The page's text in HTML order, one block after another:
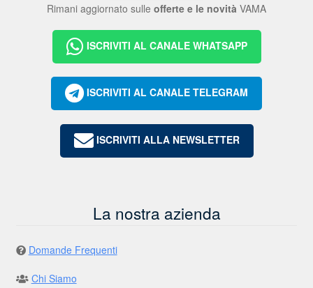
Rimani aggiornato sulle offerte e le novità VAMA
ISCRIVITI AL CANALE WHATSAPP
ISCRIVITI AL CANALE TELEGRAM
ISCRIVITI ALLA NEWSLETTER
La nostra azienda
Domande Frequenti
Chi Siamo